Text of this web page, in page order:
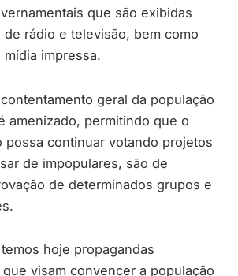
que são exibidas
de rádio e televisão, bem como
impressa.
geral da população
amenizado, permitindo que o
possa continuar votando projetos
de impopulares, são de
de determinados grupos e
hoje propagandas
visam convencer a população